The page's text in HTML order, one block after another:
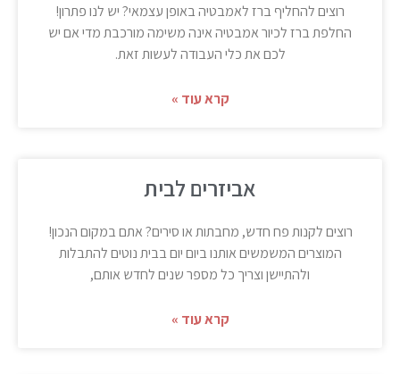
רוצים להחליף ברז לאמבטיה באופן עצמאי? יש לנו פתרון!
החלפת ברז לכיור אמבטיה אינה משימה מורכבת מדי אם יש
לכם את כלי העבודה לעשות זאת.
קרא עוד »
אביזרים לבית
רוצים לקנות פח חדש, מחבתות או סירים? אתם במקום הנכון!
המוצרים המשמשים אותנו ביום יום בבית נוטים להתבלות
ולהתיישן וצריך כל מספר שנים לחדש אותם,
קרא עוד »